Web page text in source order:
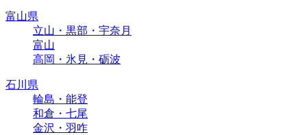
富山県
立山・黒部・宇奈月
富山
高岡・氷見・砺波
石川県
輪島・能登
和倉・七尾
金沢・羽咋